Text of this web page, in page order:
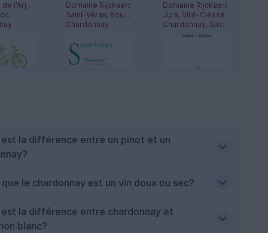
Domaine de l'Arjolle
Domaine Rijckaert
Saint-Véran, Bourgogne
Chardonnay
Domaine Rijckaert
Jura, Viré-Clessé
Chardonnay, Savagnin
Servin
Brut Réserve
Claude Seigneuret
est la différence entre un pinot et un
le chardonnay est un vin doux ou sec?
est la différence entre chardonnay et
blanc?